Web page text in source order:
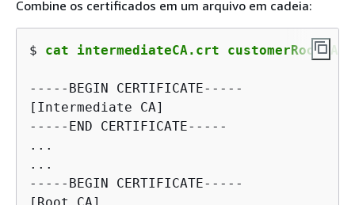
Combine os certificados em um arquivo em cadeia:
$ cat intermediateCA.crt
-----BEGIN CERTIFICATE-----
[Intermediate CA]
-----END CERTIFICATE-----
...
...
-----BEGIN CERTIFICATE-----